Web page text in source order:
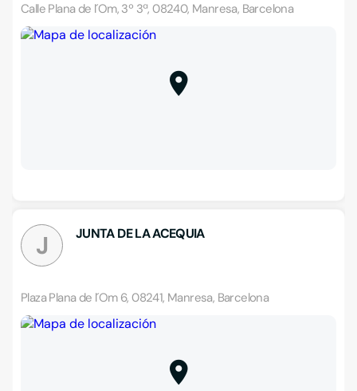
Calle Plana de l´Om, 3º 3ª, 08240, Manresa, Barcelona
J JUNTA DE LA ACEQUIA
Plaza Plana de l´Om 6, 08241, Manresa, Barcelona